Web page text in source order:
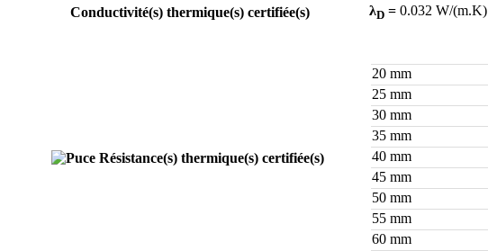
Conductivité(s) thermique(s) certifiée(s)
λD = 0.032 W/(m.K)
Résistance(s) thermique(s) certifiée(s)
20 mm
25 mm
30 mm
35 mm
40 mm
45 mm
50 mm
55 mm
60 mm